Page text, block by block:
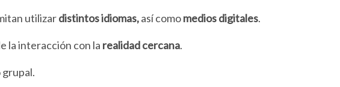
utilizardistintos idiomas,así comomedios digitales.
la interacción con la realidad cercana.